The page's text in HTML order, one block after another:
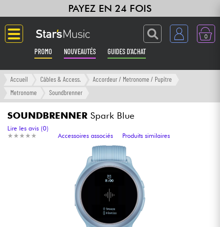
PAYEZ EN 24 FOIS
0
PROMO NOUVEAUTÉS GUIDES D'ACHAT
Langue
Amplis & Effets
Synthés & Sampleurs
Home Studio
Accueil Câbles & Access.
Accordeur / Metronome / Pupitre
Metronome
Soundbrenner
SOUNDBRENNER Spark Blue
★ ★ ★ ★ ★
★ ★ ★ ★ ★
Lire les avis (0)
Accessoires associés
Produits similaires